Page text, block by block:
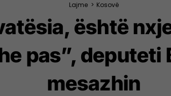
Lajme > Kosovë
është
pas”, deputeti
mesazhin